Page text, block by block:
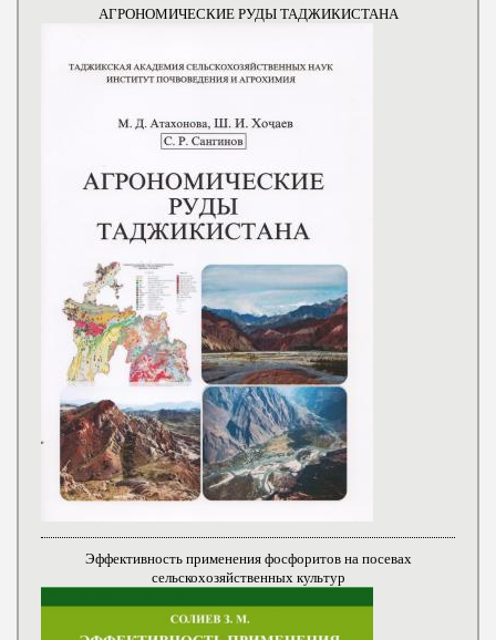
АГРОНОМИЧЕСКИЕ РУДЫ ТАДЖИКИСТАНА
Эффективность применения фосфоритов на посевах
сельскохозяйственных культур